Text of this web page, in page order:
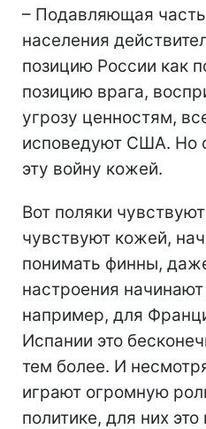
– Подавляющая
населения
позицию России как
позицию врага,
угрозу ценностям,
исповедуют США. Но
эту войну кожей.
Вот поляки
чувствуют кожей,
понимать финны,
настроения
например, для
Испании это
тем более. И
играют огромную
политике, для них